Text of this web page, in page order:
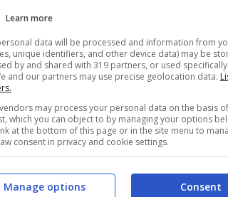
Learn more
data will be processed and information from
unique identifiers, and other device data) may be
by and shared with 319 partners, or used
and our partners may use precise geolocation data.
may process your personal data on the basis
which you can object to by managing your options
at the bottom of this page or in the site menu to
consent in privacy and cookie settings.
Consent
Manage options